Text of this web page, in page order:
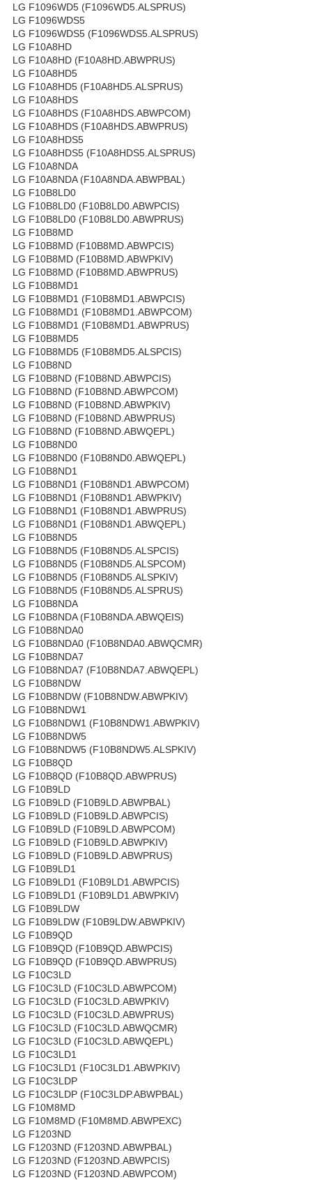
LG F1096WD5 (F1096WD5.ALSPRUS)
LG F1096WDS5
LG F1096WDS5 (F1096WDS5.ALSPRUS)
LG F10A8HD
LG F10A8HD (F10A8HD.ABWPRUS)
LG F10A8HD5
LG F10A8HD5 (F10A8HD5.ALSPRUS)
LG F10A8HDS
LG F10A8HDS (F10A8HDS.ABWPCOM)
LG F10A8HDS (F10A8HDS.ABWPRUS)
LG F10A8HDS5
LG F10A8HDS5 (F10A8HDS5.ALSPRUS)
LG F10A8NDA
LG F10A8NDA (F10A8NDA.ABWPBAL)
LG F10B8LD0
LG F10B8LD0 (F10B8LD0.ABWPCIS)
LG F10B8LD0 (F10B8LD0.ABWPRUS)
LG F10B8MD
LG F10B8MD (F10B8MD.ABWPCIS)
LG F10B8MD (F10B8MD.ABWPKIV)
LG F10B8MD (F10B8MD.ABWPRUS)
LG F10B8MD1
LG F10B8MD1 (F10B8MD1.ABWPCIS)
LG F10B8MD1 (F10B8MD1.ABWPCOM)
LG F10B8MD1 (F10B8MD1.ABWPRUS)
LG F10B8MD5
LG F10B8MD5 (F10B8MD5.ALSPCIS)
LG F10B8ND
LG F10B8ND (F10B8ND.ABWPCIS)
LG F10B8ND (F10B8ND.ABWPCOM)
LG F10B8ND (F10B8ND.ABWPKIV)
LG F10B8ND (F10B8ND.ABWPRUS)
LG F10B8ND (F10B8ND.ABWQEPL)
LG F10B8ND0
LG F10B8ND0 (F10B8ND0.ABWQEPL)
LG F10B8ND1
LG F10B8ND1 (F10B8ND1.ABWPCOM)
LG F10B8ND1 (F10B8ND1.ABWPKIV)
LG F10B8ND1 (F10B8ND1.ABWPRUS)
LG F10B8ND1 (F10B8ND1.ABWQEPL)
LG F10B8ND5
LG F10B8ND5 (F10B8ND5.ALSPCIS)
LG F10B8ND5 (F10B8ND5.ALSPCOM)
LG F10B8ND5 (F10B8ND5.ALSPKIV)
LG F10B8ND5 (F10B8ND5.ALSPRUS)
LG F10B8NDA
LG F10B8NDA (F10B8NDA.ABWQEIS)
LG F10B8NDA0
LG F10B8NDA0 (F10B8NDA0.ABWQCMR)
LG F10B8NDA7
LG F10B8NDA7 (F10B8NDA7.ABWQEPL)
LG F10B8NDW
LG F10B8NDW (F10B8NDW.ABWPKIV)
LG F10B8NDW1
LG F10B8NDW1 (F10B8NDW1.ABWPKIV)
LG F10B8NDW5
LG F10B8NDW5 (F10B8NDW5.ALSPKIV)
LG F10B8QD
LG F10B8QD (F10B8QD.ABWPRUS)
LG F10B9LD
LG F10B9LD (F10B9LD.ABWPBAL)
LG F10B9LD (F10B9LD.ABWPCIS)
LG F10B9LD (F10B9LD.ABWPCOM)
LG F10B9LD (F10B9LD.ABWPKIV)
LG F10B9LD (F10B9LD.ABWPRUS)
LG F10B9LD1
LG F10B9LD1 (F10B9LD1.ABWPCIS)
LG F10B9LD1 (F10B9LD1.ABWPKIV)
LG F10B9LDW
LG F10B9LDW (F10B9LDW.ABWPKIV)
LG F10B9QD
LG F10B9QD (F10B9QD.ABWPCIS)
LG F10B9QD (F10B9QD.ABWPRUS)
LG F10C3LD
LG F10C3LD (F10C3LD.ABWPCOM)
LG F10C3LD (F10C3LD.ABWPKIV)
LG F10C3LD (F10C3LD.ABWPRUS)
LG F10C3LD (F10C3LD.ABWQCMR)
LG F10C3LD (F10C3LD.ABWQEPL)
LG F10C3LD1
LG F10C3LD1 (F10C3LD1.ABWPKIV)
LG F10C3LDP
LG F10C3LDP (F10C3LDP.ABWPBAL)
LG F10M8MD
LG F10M8MD (F10M8MD.ABWPEXC)
LG F1203ND
LG F1203ND (F1203ND.ABWPBAL)
LG F1203ND (F1203ND.ABWPCIS)
LG F1203ND (F1203ND.ABWPCOM)